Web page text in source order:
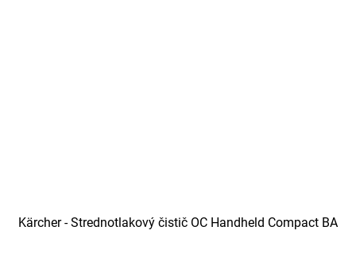
Kärcher - Strednotlakový čistič OC Handheld Compact BA